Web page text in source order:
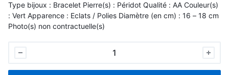
Type bijoux : Bracelet Pierre(s) : Péridot Qualité : AA Couleur(s)
: Vert Apparence : Eclats / Polies Diamètre (en cm) : 16 – 18 cm
Photo(s) non contractuelle(s)